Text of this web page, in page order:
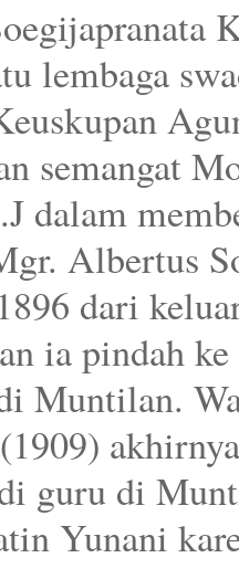
lembaga
semangat
dalam
Albertus
dari
ia pindah
Muntilan.
guru di
Yunani